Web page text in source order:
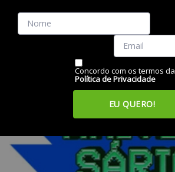
Concordo com os termos da
Política de Privacidade
EU QUERO!